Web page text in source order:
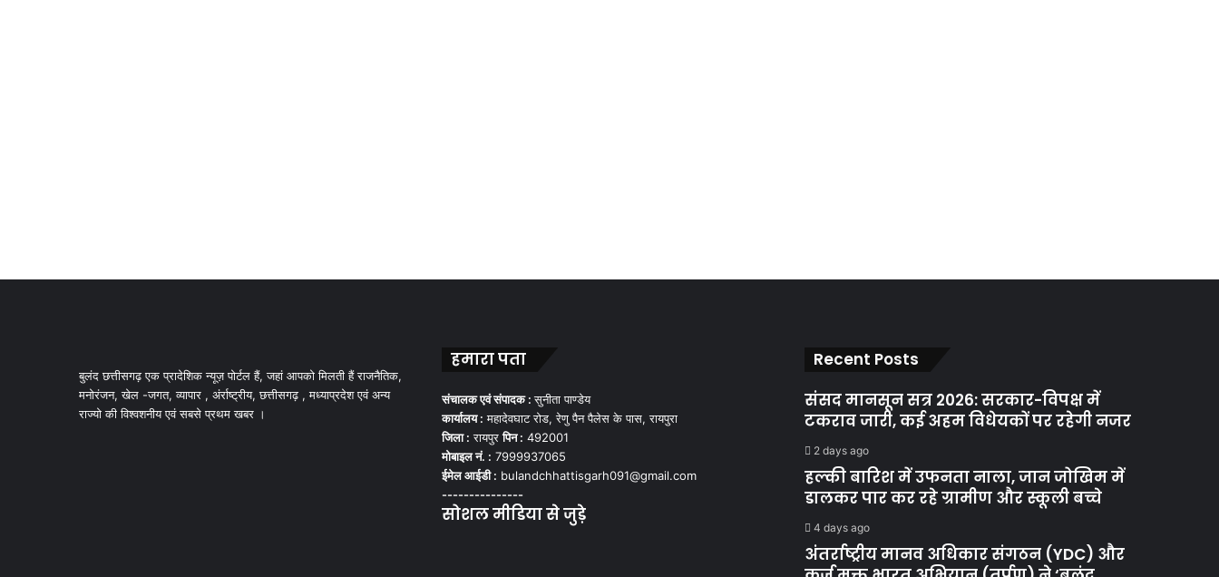
बुलंद छत्तीसगढ़ एक प्रादेशिक न्यूज़ पोर्टल हैं, जहां आपको मिलती हैं राजनैतिक,
मनोरंजन, खेल -जगत, व्यापार , अंर्राष्ट्रीय, छत्तीसगढ़ , मध्याप्रदेश एवं अन्य
राज्यो की विश्वशनीय एवं सबसे प्रथम खबर ।
हमारा पता
संचालक एवं संपादक :सुनीता पाण्डेय
कार्यालय : महादेवघाट रोड, रेणु पैन पैलेस के पास, रायपुरा
जिला : रायपुरपिन : 492001
मोबाइल नं. : 7999937065
ईमेल आईडी : bulandchhattisgarh091@gmail.com
---------------
सोशल मीडिया से जुड़े
Recent Posts
संसद मानसून सत्र 2026: सरकार-विपक्ष में
टकराव जारी, कई अहम विधेयकों पर रहेगी नजर
2 days ago
हल्की बारिश में उफनता नाला, जान जोखिम में
डालकर पार कर रहे ग्रामीण और स्कूली बच्चे
4 days ago
अंतर्राष्ट्रीय मानव अधिकार संगठन (YDC) और